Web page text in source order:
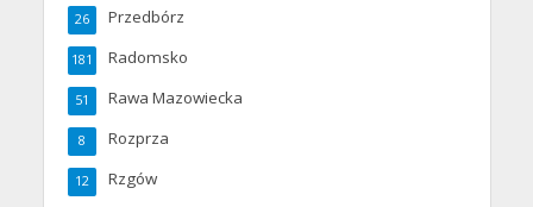
Przedbórz
26
Radomsko
181
Rawa Mazowiecka
51
Rozprza
8
Rzgów
12